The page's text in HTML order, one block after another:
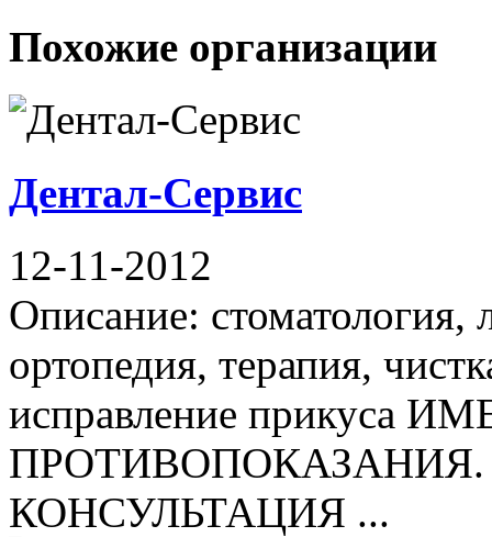
Похожие организации
Дентал-Сервис
12-11-2012
Описание: стоматология,
ортопедия, терапия,
исправление прикуса
КОНСУЛЬТАЦИЯ ...